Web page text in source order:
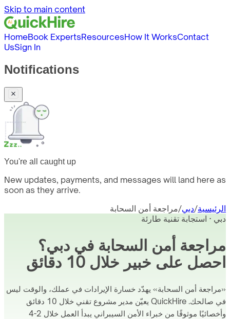
Skip to main content
HomeBook ExpertsResourcesHow It WorksContact
UsSign In
Notifications
You're all caught up
New updates, payments, and messages will land here as
soon as they arrive.
الرئيسية/دبي/مراجعة أمن السحابة
دبي · استجابة تقنية طارئة
مراجعة أمن السحابة في دبي؟
احصل على خبير خلال 10 دقائق
«مراجعة أمن السحابة» يهدّد خسارة الإيرادات في عملك، والوقت ليس
في صالحك. QuickHire يعيّن مدير مشروع تقني خلال 10 دقائق
وأخصائيًا موثوقًا من خبراء الأمن السيبراني يبدأ العمل خلال 2-4